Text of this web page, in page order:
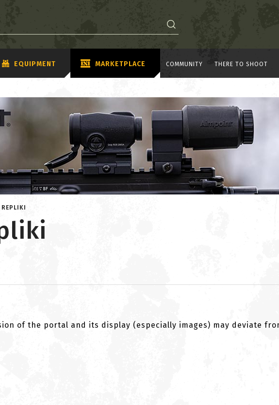
EQUIPMENT MARKETPLACE COMMUNITY THERE TO SHOOT
of the portal and its display (especially images) may deviate